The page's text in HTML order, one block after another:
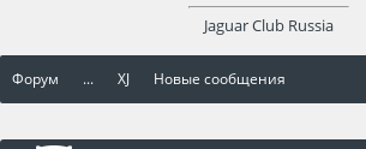
Форум ... XJ Новые сообщения
Jaguar Club Russia